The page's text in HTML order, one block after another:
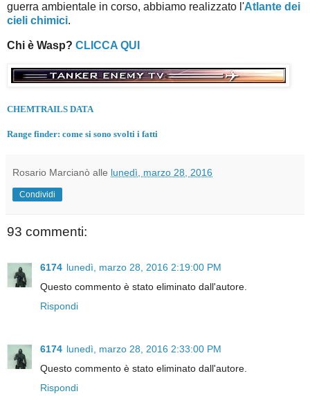
guerra ambientale in corso, abbiamo realizzato l'Atlante dei
cieli chimici.
Chi è Wasp? CLICCA QUI
CHEMTRAILS DATA
Range finder: come si sono svolti i fatti
Rosario Marcianò alle lunedì, marzo 28, 2016
Condividi
93 commenti:
6174 lunedì, marzo 28, 2016 2:19:00 PM
Questo commento è stato eliminato dall'autore.
Rispondi
6174 lunedì, marzo 28, 2016 2:33:00 PM
Questo commento è stato eliminato dall'autore.
Rispondi